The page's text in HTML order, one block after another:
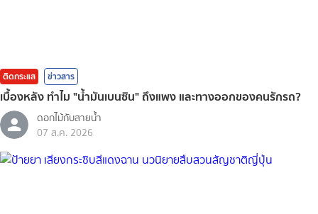
ติดกระแส ข่าวสาร
เบื้องหลัง ทำไม "น้ำมันเบนซิน" ถึงแพง และทางออกของคนรักรถ?
ดอกไม้กับสายน้ำ
07 ส.ค. 2026